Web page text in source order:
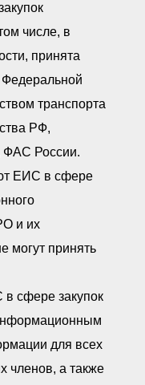
числе, в
принята
транспорта
РФ,
ФАС России.
ЕИС в сфере
и их
могут принять
сфере закупок
для всех
членов, а также